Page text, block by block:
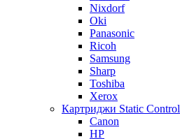
Nixdorf
Oki
Panasonic
Ricoh
Samsung
Sharp
Toshiba
Xerox
Картриджи Static Control
Canon
HP